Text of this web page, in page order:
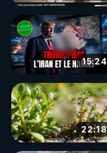
15:24
22:18